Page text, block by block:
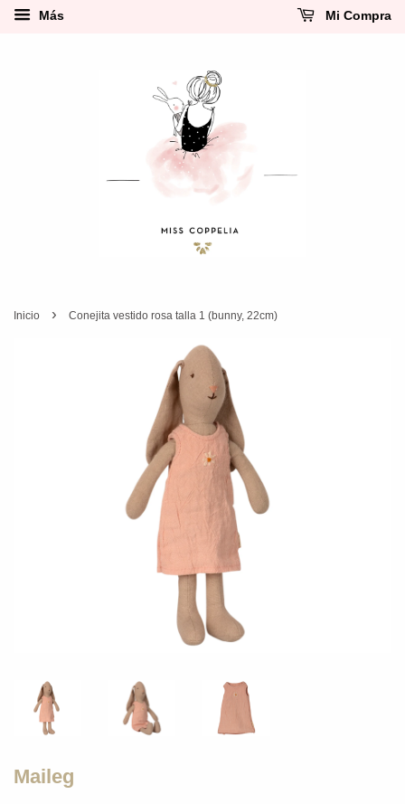
Más Mi Compra
Inicio › Conejita vestido rosa talla 1 (bunny, 22cm)
Maileg